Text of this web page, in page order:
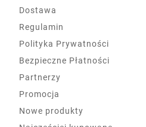
Dostawa
Regulamin
Polityka Prywatności
Bezpieczne Płatności
Partnerzy
Promocja
Nowe produkty